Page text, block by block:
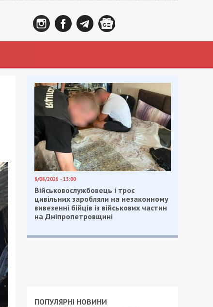
8/08/2026 - 13:00
Військовослужбовець і троє
цивільних заробляли на незаконному
вивезенні бійців із військових частин
на Дніпропетровщині
ПОПУЛЯРНІ НОВИНИ